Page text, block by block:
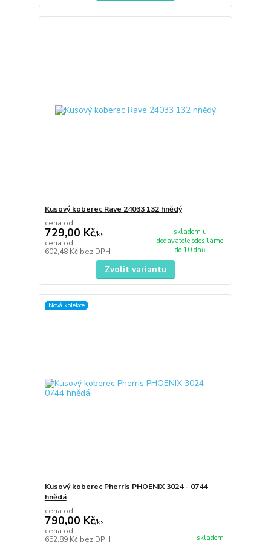
Kusový koberec Rave 24033 132 hnědý
cena od
729,00 Kč/ks
cena od
602,48 Kč bez DPH
skladem u
dodavatele odesíláme
do 10 dnů
Zvolit variantu
Nová kolekce
Kusový koberec Pherris PHOENIX 3024 - 0744
hnědá
cena od
790,00 Kč/ks
cena od
652,89 Kč bez DPH skladem